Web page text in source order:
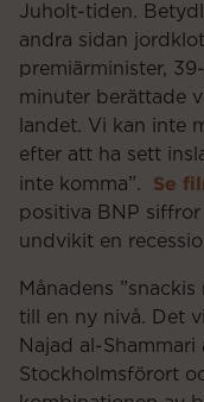
Juholt-tiden.
andra sidan
premiärminister,
minuter berättade
landet. Vi kan inte
efter att ha sett
inte komma”.
Se
positiva BNP
undvikit en
Månadens
till en ny nivå. Det
Najad al-
Stockholmsförort